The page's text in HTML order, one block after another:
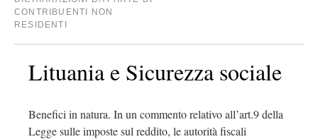
CONTRIBUENTI NON
RESIDENTI
Lituania e Sicurezza sociale
Benefici in natura. In un commento relativo all’art.9 della
Legge sulle imposte sul reddito, le autorità fiscali